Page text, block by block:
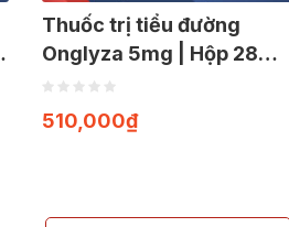
Thuốc trị tiểu đường
Onglyza 5mg | Hộp 28
viên
510,000₫